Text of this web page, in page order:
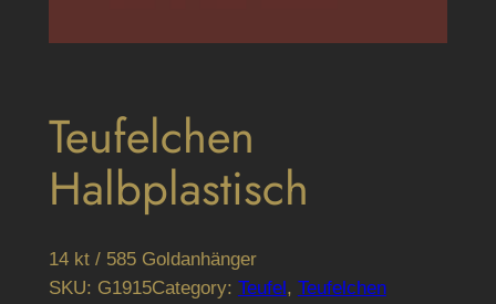
Teufelchen
Halbplastisch
14 kt / 585 Goldanhänger
SKU: G1915Category: Teufel, Teufelchen